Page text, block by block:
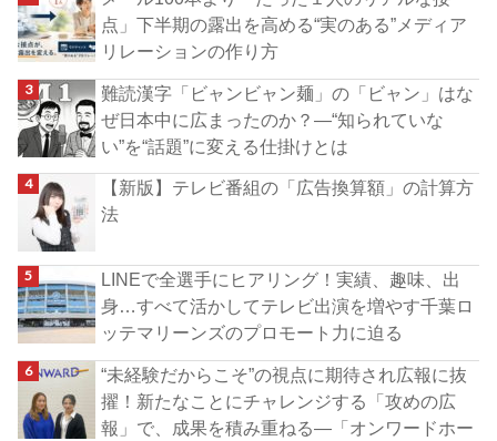
点」下半期の露出を高める“実のある”メディア
リレーションの作り方
難読漢字「ビャンビャン麺」の「ビャン」はな
ぜ日本中に広まったのか？―“知られていな
い”を“話題”に変える仕掛けとは
【新版】テレビ番組の「広告換算額」の計算方
法
LINEで全選手にヒアリング！実績、趣味、出
身…すべて活かしてテレビ出演を増やす千葉ロ
ッテマリーンズのプロモート力に迫る
“未経験だからこそ”の視点に期待され広報に抜
擢！新たなことにチャレンジする「攻めの広
報」で、成果を積み重ねる―「オンワードホー